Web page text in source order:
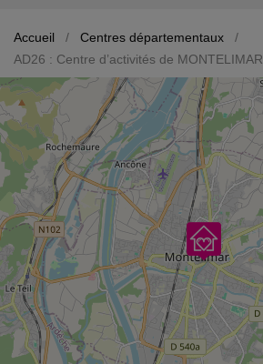
Accueil / Centres départementaux
/
AD26 : Centre d’activités de MONTELIMAR